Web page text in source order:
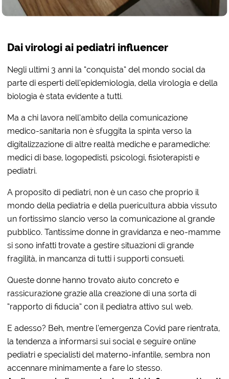
Dai virologi ai pediatri influencer
Negli ultimi 3 anni la “conquista” del mondo social da
parte di esperti dell’epidemiologia, della virologia e della
biologia è stata evidente a tutti.
Ma a chi lavora nell’ambito della comunicazione
medico-sanitaria non è sfuggita la spinta verso la
digitalizzazione di altre realtà mediche e paramediche:
medici di base, logopedisti, psicologi, fisioterapisti e
pediatri.
A proposito di pediatri, non è un caso che proprio il
mondo della pediatria e della puericultura abbia vissuto
un fortissimo slancio verso la comunicazione al grande
pubblico. Tantissime donne in gravidanza e neo-mamme
si sono infatti trovate a gestire situazioni di grande
fragilità, in mancanza di tutti i supporti consueti.
Queste donne hanno trovato aiuto concreto e
rassicurazione grazie alla creazione di una sorta di
“rapporto di fiducia” con il pediatra attivo sul web.
E adesso? Beh, mentre l’emergenza Covid pare rientrata,
la tendenza a informarsi sui social e seguire online
pediatri e specialisti del materno-infantile, sembra non
accennare minimamente a fare lo stesso.